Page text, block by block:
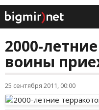
2000-
воины
25 сентября 2011, 00:00